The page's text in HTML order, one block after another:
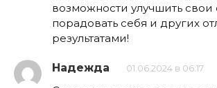
возможности улучшить
порадовать себя и других
результатами!
Надежда 01.06.2024 в 06:17